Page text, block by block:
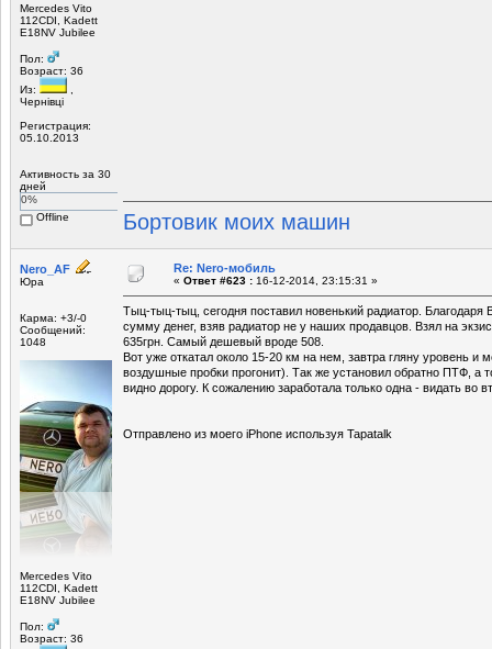
Mercedes Vito
112CDI, Kadett
E18NV Jubilee
Пол:
Возраст: 36
Из:
Чернівці
Регистрация:
05.10.2013
Активность за 30
дней
0%
Offline
Бортовик моих машин
Nero_AF
Юра
Карма: +3/-0
Сообщений:
1048
Mercedes Vito
112CDI, Kadett
E18NV Jubilee
Пол:
Возраст: 36
Re: Nero-мобиль
« Ответ #623 : 16-12-2014, 23:15:31 »
Тыц-тыц-тыц, сегодня поставил новенький радиатор. Благодаря
сумму денег, взяв радиатор не у наших продавцов. Взял на
635грн. Самый дешевый вроде 508.
Вот уже откатал около 15-20 км на нем, завтра гляну уровень и
воздушные пробки прогонит). Так же установил обратно ПТФ, а
видно дорогу. К сожалению заработала только одна - видать во
Отправлено из моего iPhone используя Tapatalk